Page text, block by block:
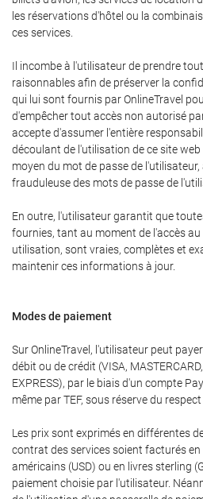
les réservations d'hôtel ou la
ces services.
Il incombe à l'utilisateur de prendre
raisonnables afin de préserver la
qui lui sont fournis par OnlineTravel
d'empêcher tout accès non autorisé
accepte d'assumer l'entière
découlant de l'utilisation de ce site
moyen du mot de passe de
frauduleuse des mots de passe de
En outre, l'utilisateur garantit que
fournies, tant au moment de l'accès
utilisation, sont vraies, complètes et
maintenir ces informations à jour.
Modes de paiement
Sur OnlineTravel, l'utilisateur peut
débit ou de crédit (VISA,
EXPRESS), par le biais d'un compte
même par TEF, sous réserve du
Les prix sont exprimés en différentes
contrat des services soient facturés en
américains (USD) ou en livres sterling
paiement choisie par l'utilisateur.